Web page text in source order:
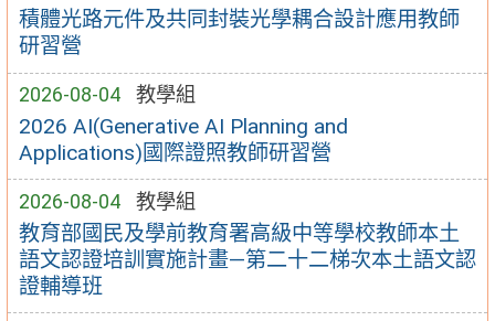
積體光路元件及共同封裝光學耦合設計應用教師
研習營
2026-08-04 教學組
2026 AI(Generative AI Planning and
Applications)國際證照教師研習營
2026-08-04 教學組
教育部國民及學前教育署高級中等學校教師本土
語文認證培訓實施計畫—第二十二梯次本土語文認
證輔導班